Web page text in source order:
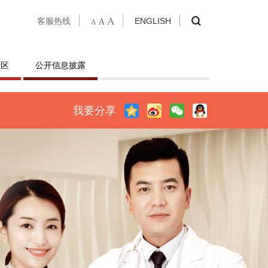
客服热线 A A A ENGLISH
公开信息披露
我要分享